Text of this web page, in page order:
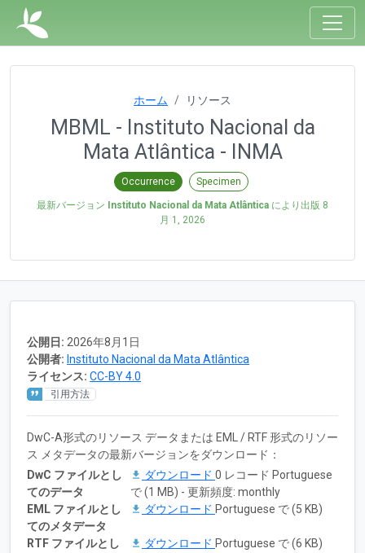
ホーム リソース
MBML - Instituto Nacional da
Mata Atlântica - INMA
Occurrence Specimen
最新バージョン Instituto Nacional da Mata Atlântica により出版 8
月 1, 2026
公開日: 2026年8月1日
公開者: Instituto Nacional da Mata Atlântica
ライセンス: CC-BY 4.0
引用方法
DwC-A形式のリソース データまたは EML / RTF 形式のリソー
ス メタデータの最新バージョンをダウンロード：
DwC ファイルとし
てのデータ
ダウンロード 0 レコード Portuguese
で (1 MB) - 更新頻度: monthly
EML ファイルとし
てのメタデータ
ダウンロード Portuguese で (5 KB)
RTF ファイルとし
ダウンロード Portuguese で (6 KB)